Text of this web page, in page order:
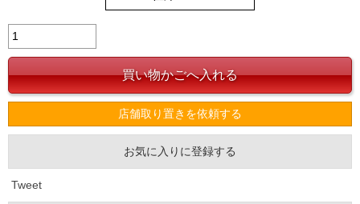
店舗取り置きを依頼する
お気に入りに登録する
Tweet